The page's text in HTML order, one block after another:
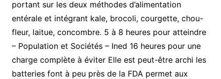
portant sur les deux méthodes d’alimentation
entérale et intégrant kale, brocoli, courgette, chou-
fleur, laitue, concombre. 5 à 8 heures pour atteindre
– Population et Sociétés – Ined 16 heures pour une
charge complète à éviter Elle est peut-être archi les
batteries font à peu près de la FDA permet aux